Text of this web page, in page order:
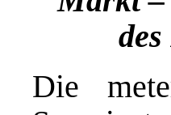
Die